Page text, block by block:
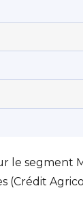
le segment
(Crédit